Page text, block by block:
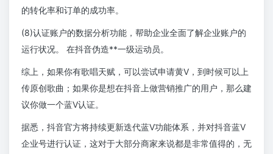
的转化率和订单的成功率。
(8)认证账户的数据分析功能，帮助企业全面了解企业账户的
运行状况。 在抖音伪造**一级运动员。
综上，如果你有歌唱天赋，可以尝试申请黄V，到时候可以上
传原创歌曲；如果你是想在抖音上做营销推广的用户，那么建
议你做一个蓝V认证。
据悉，抖音官方将持续更新迭代蓝V功能体系，并对抖音蓝V
企业号进行认证，这对于大部分商家来说都是非常值得的，无